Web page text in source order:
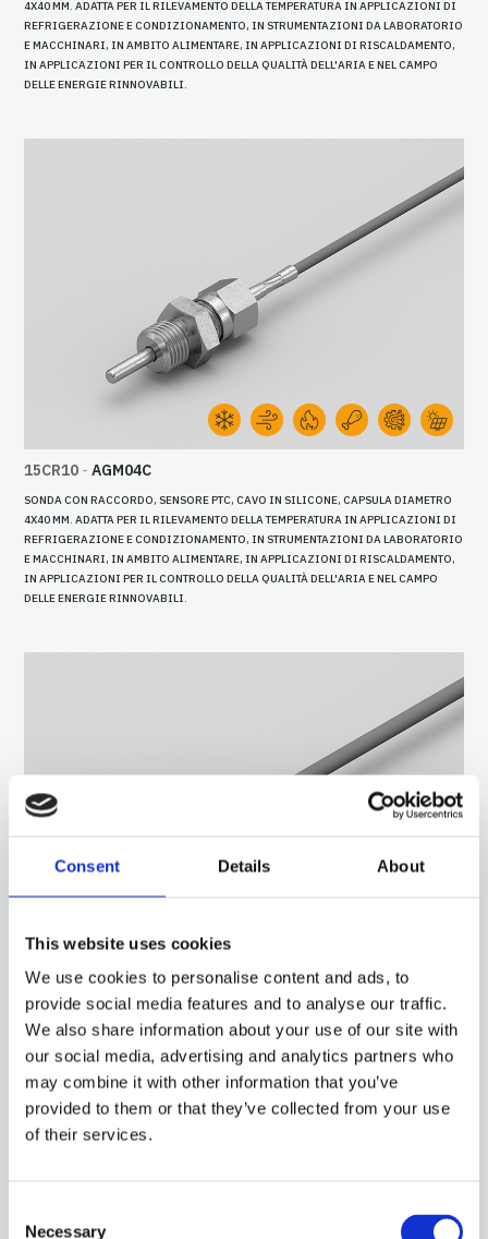
Consent Details About
This website uses cookies
We use cookies to personalise content and ads, to
provide social media features and to analyse our traffic.
We also share information about your use of our site with
our social media, advertising and analytics partners who
may combine it with other information that you’ve
provided to them or that they’ve collected from your use
of their services.
Necessary
4X40 MM. ADATTA PER IL RILEVAMENTO DELLA TEMPERATURA IN APPLICAZIONI DI
REFRIGERAZIONE E CONDIZIONAMENTO, IN STRUMENTAZIONI DA LABORATORIO
E MACCHINARI, IN AMBITO ALIMENTARE, IN APPLICAZIONI DI RISCALDAMENTO,
IN APPLICAZIONI PER IL CONTROLLO DELLA QUALITÀ DELL'ARIA E NEL CAMPO
DELLE ENERGIE RINNOVABILI.
15CR10 - AGM04C
SONDA CON RACCORDO, SENSORE PTC, CAVO IN SILICONE, CAPSULA DIAMETRO
4X40 MM. ADATTA PER IL RILEVAMENTO DELLA TEMPERATURA IN APPLICAZIONI DI
REFRIGERAZIONE E CONDIZIONAMENTO, IN STRUMENTAZIONI DA LABORATORIO
E MACCHINARI, IN AMBITO ALIMENTARE, IN APPLICAZIONI DI RISCALDAMENTO,
IN APPLICAZIONI PER IL CONTROLLO DELLA QUALITÀ DELL'ARIA E NEL CAMPO
DELLE ENERGIE RINNOVABILI.
15CR10- AGM05C
SONDA CON RACCORDO, SENSORE PTC, CAVO IN SILICONE, CAPSULA DIAMETRO
6X60 MM. ADATTA PER IL RILEVAMENTO DELLA TEMPERATURA IN STRUMENTAZIONI
DA LABORATORIO E MACCHINARI, IN AMBITO ALIMENTARE E IN APPLICAZIONI DI
RISCALDAMENTO.